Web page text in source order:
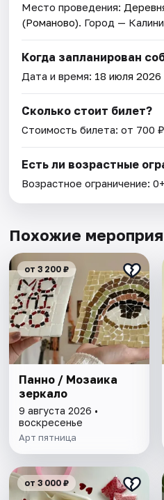
Место проведения:
(Романово). Город —
Когда запланирован
Дата и время: 18 июля 2026
Сколько стоит билет?
Стоимость билета: от 700
Есть ли возрастные
Возрастное ограничение:
Похожие
от 3 200 ₽
Панно / Мозаика
зеркало
9 августа 2026 •
воскресенье
Арт пятница
от 3 000 ₽